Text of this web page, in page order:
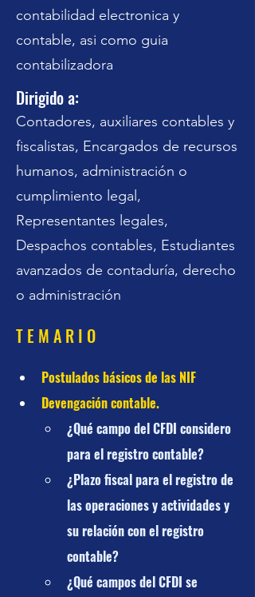
contabilidad electronica y
contable, asi como guia
contabilizadora
Dirigido a:
Contadores, auxiliares contables y
fiscalistas, Encargados de recursos
humanos, administración o
cumplimiento legal,
Representantes legales,
Despachos contables, Estudiantes
avanzados de contaduría, derecho
o administración
T E M A R I O
Postulados básicos de las NIF
Devengación contable.
¿Qué campo del CFDI considero
para el registro contable?
¿Plazo fiscal para el registro de
las operaciones y actividades y
su relación con el registro
contable?
¿Qué campos del CFDI se